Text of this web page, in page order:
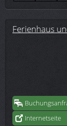
Ferienhaus
Internetseite